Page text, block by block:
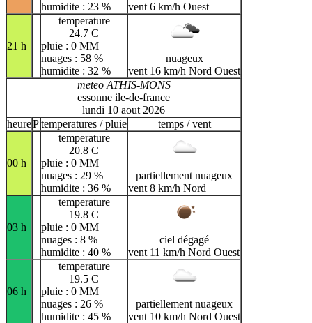
humidite : 23 %
vent 6 km/h Ouest
21 h
temperature
24.7 C
pluie : 0 MM
nuages : 58 %
humidite : 32 %
nuageux
vent 16 km/h Nord Ouest
meteo ATHIS-MONS
essonne ile-de-france
lundi 10 aout 2026
heurePtemperatures / pluie temps / vent
00 h
temperature
20.8 C
pluie : 0 MM
nuages : 29 %
humidite : 36 %
partiellement nuageux
vent 8 km/h Nord
03 h
temperature
19.8 C
pluie : 0 MM
nuages : 8 %
humidite : 40 %
ciel dégagé
vent 11 km/h Nord Ouest
06 h
temperature
19.5 C
pluie : 0 MM
nuages : 26 %
humidite : 45 %
partiellement nuageux
vent 10 km/h Nord Ouest